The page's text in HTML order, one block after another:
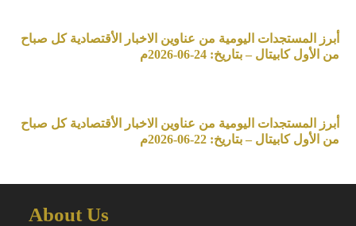
أبرز المستجدات اليومية من عناوين الاخبار الأقتصادية كل صباح
من الأول كابيتال – بتاريخ: 24-06-2026م
أبرز المستجدات اليومية من عناوين الاخبار الأقتصادية كل صباح
من الأول كابيتال – بتاريخ: 22-06-2026م
About Us